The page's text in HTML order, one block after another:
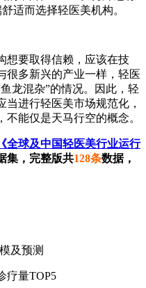
适而选择轻医美机构。
要取得信赖，应该在技
很多新兴的产业一样，轻医
龙混杂”的情况。因此，轻
进行轻医美市场规范化，
能仅是天马行空的概念。
《全球及中国轻医美行业运行
集，完整版共128条数据，
及预测
疗量TOP5